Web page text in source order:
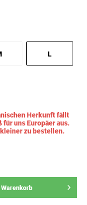
L
Herkunft fällt
uns Europäer aus.
zu bestellen.
Warenkorb